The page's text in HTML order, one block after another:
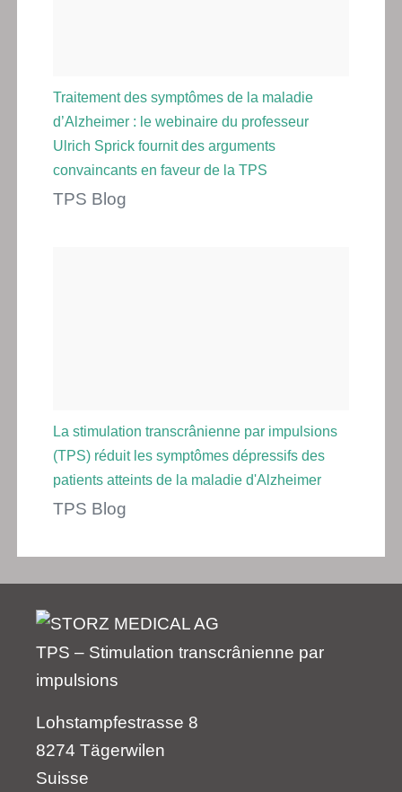
Traitement des symptômes de la maladie
d’Alzheimer : le webinaire du professeur
Ulrich Sprick fournit des arguments
convaincants en faveur de la TPS
TPS Blog
La stimulation transcrânienne par impulsions
(TPS) réduit les symptômes dépressifs des
patients atteints de la maladie d'Alzheimer
TPS Blog
TPS – Stimulation transcrânienne par
impulsions
Lohstampfestrasse 8
8274 Tägerwilen
Suisse